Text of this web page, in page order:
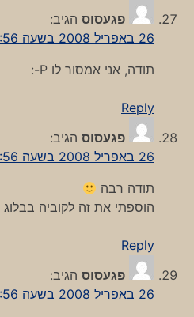
פגעסוס הגיב:
26 באפריל 2008 בשעה 9:56
תודה, אני אמסור לו P-:
Reply
פגעסוס הגיב:
26 באפריל 2008 בשעה 9:56
תודה רבה
הוספתי את זה לקוביה בבלוג
Reply
פגעסוס הגיב:
26 באפריל 2008 בשעה 9:56